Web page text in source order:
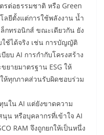
ต่อธรรมชาติ หรือ Green
ลยีตั้งแต่การใช้พลังงาน น้ำ
กทรอนิกส์ ขณะเดียวกัน ยัง
ใช้ได้จริง เช่น การบัญญัติ
ยบ AI การกำกับโครงสร้าง
ายมาตรฐาน ESG ให้
ให้ทุกภาคส่วนรับผิดชอบร่วม
นใน AI แต่ยังขาดความ
น หรือบุคลากรที่เข้าใจ AI
RAM จึงถูกยกให้เป็นหนึ่ง